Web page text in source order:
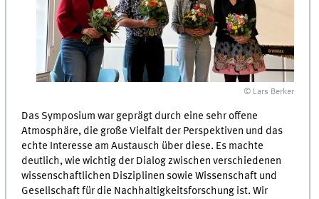
© Lars Berker
Das Symposium war geprägt durch eine sehr offene
Atmosphäre, die große Vielfalt der Perspektiven und das
echte Interesse am Austausch über diese. Es machte
deutlich, wie wichtig der Dialog zwischen verschiedenen
wissenschaftlichen Disziplinen sowie Wissenschaft und
Gesellschaft für die Nachhaltigkeitsforschung ist. Wir